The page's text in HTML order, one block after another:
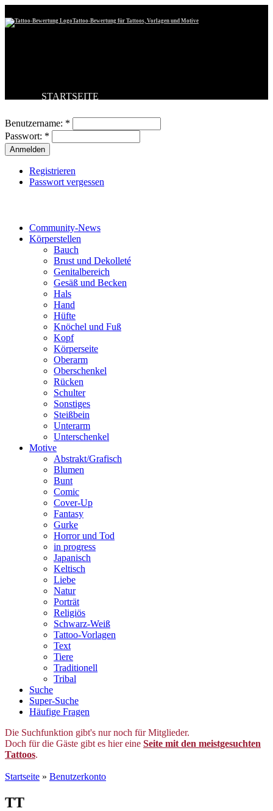
Tattoo-Bewertung für Tattoos, Vorlagen und Motive
STARTSEITE
BESTE TATTOOS
NEUESTE TATTOOS
KOMMENTARE
FORUM
Benutzername: *
Passwort: *
Registrieren
Passwort vergessen
Community-News
Körperstellen
Bauch
Brust und Dekolleté
Genitalbereich
Gesäß und Becken
Hals
Hand
Hüfte
Knöchel und Fuß
Kopf
Körperseite
Oberarm
Oberschenkel
Rücken
Schulter
Sonstiges
Steißbein
Unterarm
Unterschenkel
Motive
Abstrakt/Grafisch
Blumen
Bunt
Comic
Cover-Up
Fantasy
Gurke
Horror und Tod
in progress
Japanisch
Keltisch
Liebe
Natur
Porträt
Religiös
Schwarz-Weiß
Tattoo-Vorlagen
Text
Tiere
Traditionell
Tribal
Suche
Super-Suche
Häufige Fragen
Die Suchfunktion gibt's nur noch für Mitglieder.
Doch für die Gäste gibt es hier eine Seite mit den meistgesuchten
Tattoos.
Startseite » Benutzerkonto
TT